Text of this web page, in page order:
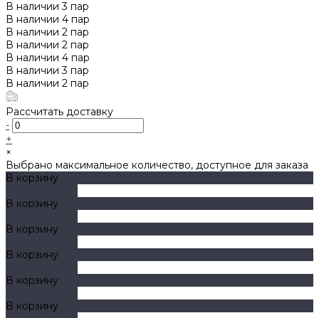
В наличии 3 пар
В наличии 4 пар
В наличии 2 пар
В наличии 2 пар
В наличии 4 пар
В наличии 3 пар
В наличии 2 пар
Рассчитать доставку
-
+
×
Выбрано максимальное количество, доступное для заказа
В корзину
В корзину
В корзину
В корзину
В корзину
В корзину